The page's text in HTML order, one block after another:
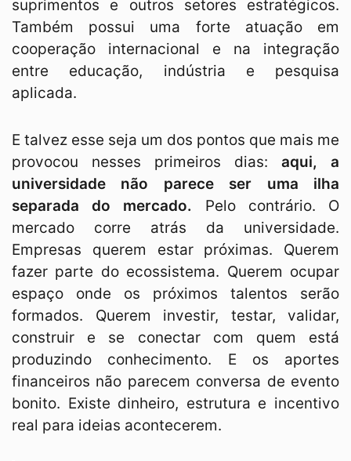
suprimentos e outros setores estratégicos.
Também possui uma forte atuação em
cooperação internacional e na integração
entre educação, indústria e pesquisa
aplicada.
E talvez esse seja um dos pontos que mais me
provocou nesses primeiros dias:
aqui, a
universidade não parece ser uma ilha
separada do mercado.
Pelo contrário. O
mercado corre atrás da universidade.
Empresas querem estar próximas. Querem
fazer parte do ecossistema. Querem ocupar
espaço onde os próximos talentos serão
formados. Querem investir, testar, validar,
construir e se conectar com quem está
produzindo conhecimento. E os aportes
financeiros não parecem conversa de evento
bonito. Existe dinheiro, estrutura e incentivo
real para ideias acontecerem.